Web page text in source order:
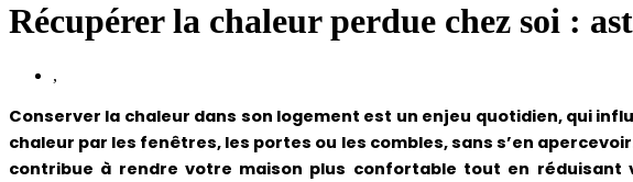
Récupérer la chaleur perdue chez soi :
,
Conserver la chaleur dans son logement est un enjeu quotidien, qui
chaleur par les fenêtres, les portes ou les combles, sans s’en
contribue à rendre votre maison plus confortable tout en